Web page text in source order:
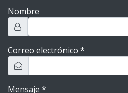
Nombre
Correo electrónico *
Mensaje *